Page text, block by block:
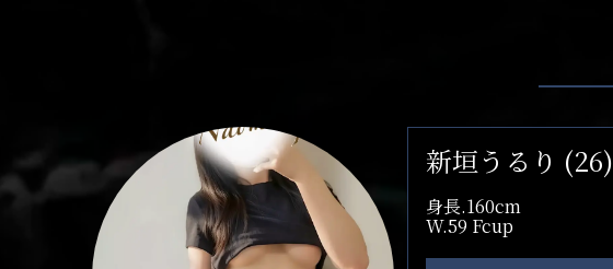
新垣うるり (26)
身長.160cm
W.59 Fcup